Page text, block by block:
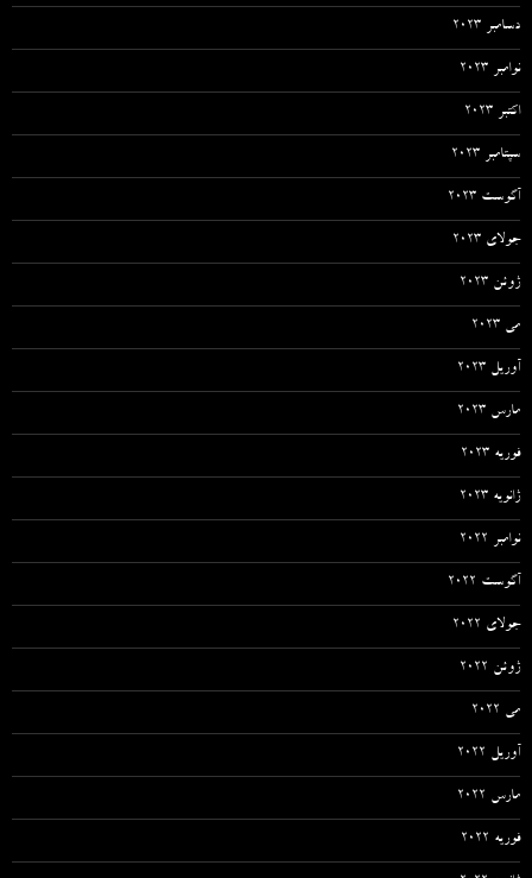
دسامبر 2023
نوامبر 2023
اکتبر 2023
سپتامبر 2023
آگوست 2023
جولای 2023
ژوئن 2023
می 2023
آوریل 2023
مارس 2023
فوریه 2023
ژانویه 2023
نوامبر 2022
آگوست 2022
جولای 2022
ژوئن 2022
می 2022
آوریل 2022
مارس 2022
فوریه 2022